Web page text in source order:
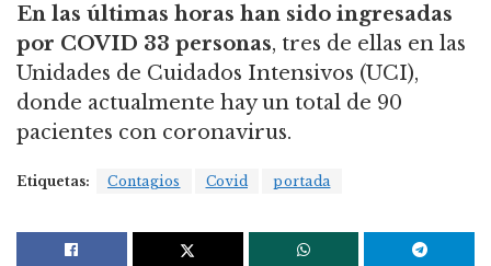
En las últimas horas han sido ingresadas
por COVID 33 personas, tres de ellas en las
Unidades de Cuidados Intensivos (UCI),
donde actualmente hay un total de 90
pacientes con coronavirus.
Etiquetas: Contagios Covid portada